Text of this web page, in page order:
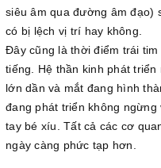
siêu âm qua đường âm đạo)
có bị lệch vị trí hay không.
Đây cũng là thời điểm trái
tiếng. Hệ thần kinh phát
lớn dần và mắt đang hình
đang phát triển không
tay bé xíu. Tất cả các cơ
ngày càng phức tạp hơn.